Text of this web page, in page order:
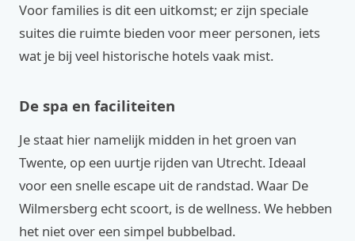
Voor families is dit een uitkomst; er zijn speciale
suites die ruimte bieden voor meer personen, iets
wat je bij veel historische hotels vaak mist.
De spa en faciliteiten
Je staat hier namelijk midden in het groen van
Twente, op een uurtje rijden van Utrecht. Ideaal
voor een snelle escape uit de randstad. Waar De
Wilmersberg echt scoort, is de wellness. We hebben
het niet over een simpel bubbelbad.